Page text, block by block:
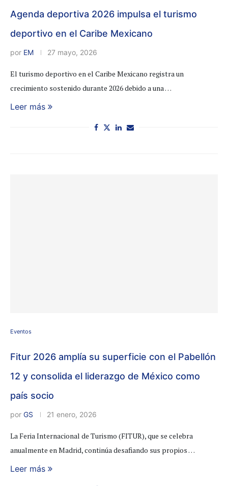
Agenda deportiva 2026 impulsa el turismo
deportivo en el Caribe Mexicano
por EM 27 mayo, 2026
El turismo deportivo en el Caribe Mexicano registra un
crecimiento sostenido durante 2026 debido a una …
Leer más
Eventos
Fitur 2026 amplía su superficie con el Pabellón
12 y consolida el liderazgo de México como
país socio
por GS 21 enero, 2026
La Feria Internacional de Turismo (FITUR), que se celebra
anualmente en Madrid, continúa desafiando sus propios …
Leer más